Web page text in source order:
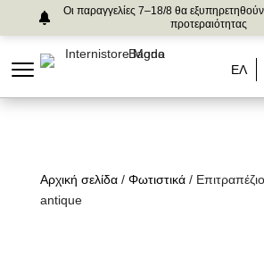
Οι παραγγελίες 7–18/8 θα
προτεραιότητας
ΕΛ
Αρχική σελίδα/ Φωτιστικά/
antique